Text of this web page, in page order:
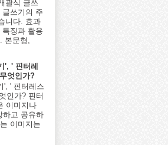
괄식 글쓰
쓰기의 주
니다. 효과
징과 활용
본문형,
', ' 핀터레
엇인가?
', ' 핀터레스
인가? 핀터
이미지나
하고 공유하
이미지는